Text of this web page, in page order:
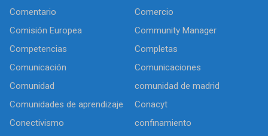
Comentario
Comercio
Comisión Europea
Community Manager
Competencias
Completas
Comunicación
Comunicaciones
Comunidad
comunidad de madrid
Comunidades de aprendizaje
Conacyt
Conectivismo
confinamiento